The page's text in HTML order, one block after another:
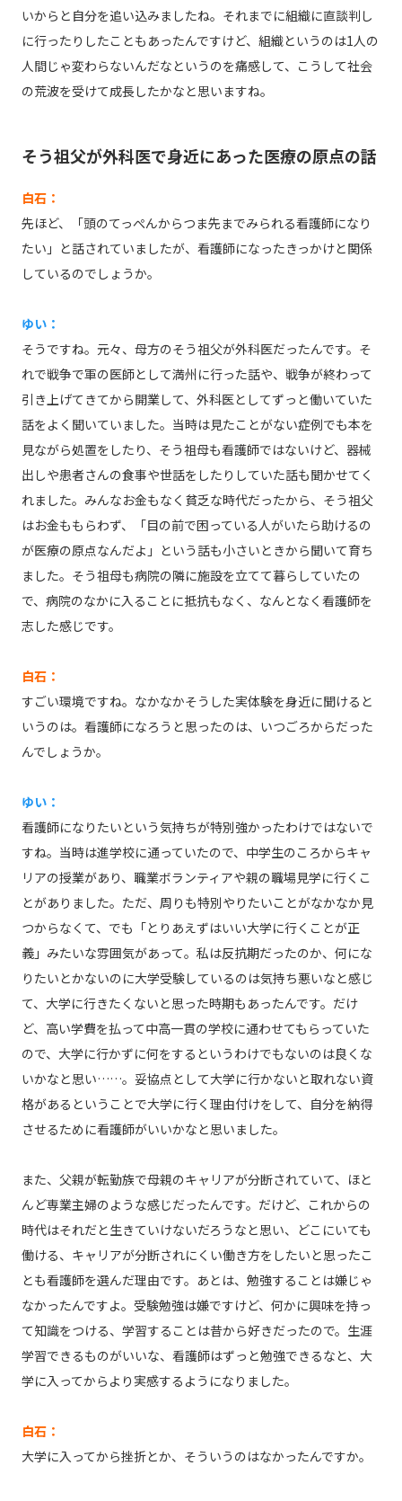
いからと自分を追い込みましたね。それまでに組織に直談判し
に行ったりしたこともあったんですけど、組織というのは1人の
人間じゃ変わらないんだなというのを痛感して、こうして社会
の荒波を受けて成長したかなと思いますね。
そう祖父が外科医で身近にあった医療の原点の話
白石：
先ほど、「頭のてっぺんからつま先までみられる看護師になり
たい」と話されていましたが、看護師になったきっかけと関係
しているのでしょうか。
ゆい：
そうですね。元々、母方のそう祖父が外科医だったんです。そ
れで戦争で軍の医師として満州に行った話や、戦争が終わって
引き上げてきてから開業して、外科医としてずっと働いていた
話をよく聞いていました。当時は見たことがない症例でも本を
見ながら処置をしたり、そう祖母も看護師ではないけど、器械
出しや患者さんの食事や世話をしたりしていた話も聞かせてく
れました。みんなお金もなく貧乏な時代だったから、そう祖父
はお金ももらわず、「目の前で困っている人がいたら助けるの
が医療の原点なんだよ」という話も小さいときから聞いて育ち
ました。そう祖母も病院の隣に施設を立てて暮らしていたの
で、病院のなかに入ることに抵抗もなく、なんとなく看護師を
志した感じです。
白石：
すごい環境ですね。なかなかそうした実体験を身近に聞けると
いうのは。看護師になろうと思ったのは、いつごろからだった
んでしょうか。
ゆい：
看護師になりたいという気持ちが特別強かったわけではないで
すね。当時は進学校に通っていたので、中学生のころからキャ
リアの授業があり、職業ボランティアや親の職場見学に行くこ
とがありました。ただ、周りも特別やりたいことがなかなか見
つからなくて、でも「とりあえずはいい大学に行くことが正
義」みたいな雰囲気があって。私は反抗期だったのか、何にな
りたいとかないのに大学受験しているのは気持ち悪いなと感じ
て、大学に行きたくないと思った時期もあったんです。だけ
ど、高い学費を払って中高一貫の学校に通わせてもらっていた
ので、大学に行かずに何をするというわけでもないのは良くな
いかなと思い……。妥協点として大学に行かないと取れない資
格があるということで大学に行く理由付けをして、自分を納得
させるために看護師がいいかなと思いました。
また、父親が転勤族で母親のキャリアが分断されていて、ほと
んど専業主婦のような感じだったんです。だけど、これからの
時代はそれだと生きていけないだろうなと思い、どこにいても
働ける、キャリアが分断されにくい働き方をしたいと思ったこ
とも看護師を選んだ理由です。あとは、勉強することは嫌じゃ
なかったんですよ。受験勉強は嫌ですけど、何かに興味を持っ
て知識をつける、学習することは昔から好きだったので。生涯
学習できるものがいいな、看護師はずっと勉強できるなと、大
学に入ってからより実感するようになりました。
白石：
大学に入ってから挫折とか、そういうのはなかったんですか。